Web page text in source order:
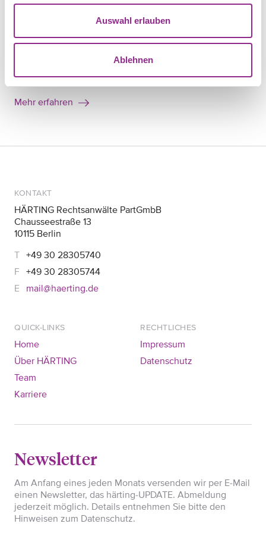
Auswahl erlauben
Ablehnen
Presse & Medien
Mehr erfahren
KONTAKT
HÄRTING Rechtsanwälte PartGmbB
Chausseestraße 13
10115 Berlin
+49 30 28305740
+49 30 28305744
mail@haerting.de
QUICK-LINKS
Home
Über HÄRTING
Team
Karriere
RECHTLICHES
Impressum
Datenschutz
Newsletter
Am Anfang eines jeden Monats versenden wir per E-Mail
einen Newsletter, das härting-UPDATE. Abmeldung
jederzeit möglich. Details entnehmen Sie bitte den
Hinweisen zum Datenschutz.